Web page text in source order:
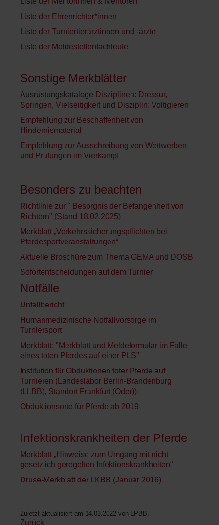
Liste der Ehrenrichter*innen
Liste der Turniertierärztinnen und -ärzte
Liste der Meldestellenfachleute
Sonstige Merkblätter
Ausrüstungskataloge Disziplinen: Dressur,
Springen, Vielseitigkeit und Disziplin: Voltigieren
Empfehlung zur Beschaffenheit von
Hindernismaterial
Empfehlung zur Ausschreibung von Wettwerben
und Prüfungen im Vierkampf
Besonders zu beachten
Richtlinie zur " Besorgnis der Befangenheit von
Richtern" (Stand 18.02.2025)
Merkblatt „Verkehrssicherungspflichten bei
Pferdesportveranstaltungen“
Aktuelle Broschüre zum Thema GEMA und DOSB
Sofortentscheidungen auf dem Turnier
Notfälle
Unfallbericht
Humanmedizinische Notfallvorsorge im
Turniersport
Merkblatt: "Merkblatt und Meldeformular im Falle
eines toten Pferdes auf einer PLS"
Institution für Obduktionen toter Pferde auf
Turnieren (Landeslabor Berlin-Brandenburg
(LLBB), Standort Frankfurt (Oder))
Obduktionsorte für Pferde ab 2019
Infektionskrankheiten der Pferde
Merkblatt „Hinweise zum Umgang mit nicht
gesetzlich geregelten Infektionskrankheiten“
Druse-Merkblatt der LKBB (Januar 2016)
Zuletzt aktualisiert am 14.03.2022 von LPBB.
Zurück